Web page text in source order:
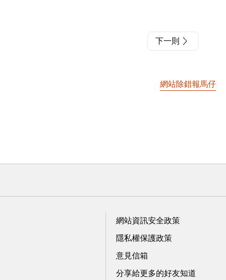
下一則
網站除錯報馬仔
網站資訊安全政策
隱私權保護政策
意見信箱
分享給更多的好友知道